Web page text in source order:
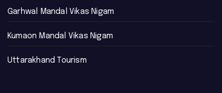
Garhwal Mandal Vikas Nigam
Kumaon Mandal Vikas Nigam
Uttarakhand Tourism